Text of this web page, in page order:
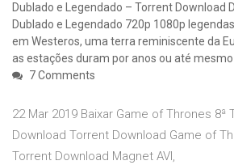
Dublado e Legendado – Torrent Download
Dublado e Legendado 720p 1080p
em Westeros, uma terra reminiscente da
as estações duram por anos ou até
7 Comments
22 Mar 2019 Baixar Game of Thrones 8ª
Download Torrent Download Game of
Torrent Download Magnet AVI,